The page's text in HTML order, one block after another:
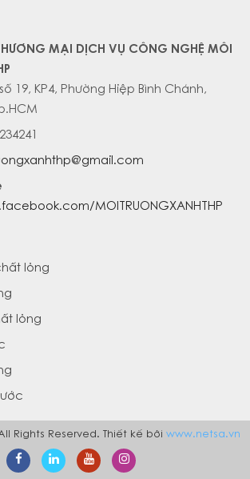
MẠI DỊCH VỤ CÔNG NGHỆ MÔI
19, KP4, Phường Hiệp Bình Chánh,
MOITRUONGXANHTHP
lỏng
lỏng
Rights Reserved. Thiết kế bởi www.netsa.vn